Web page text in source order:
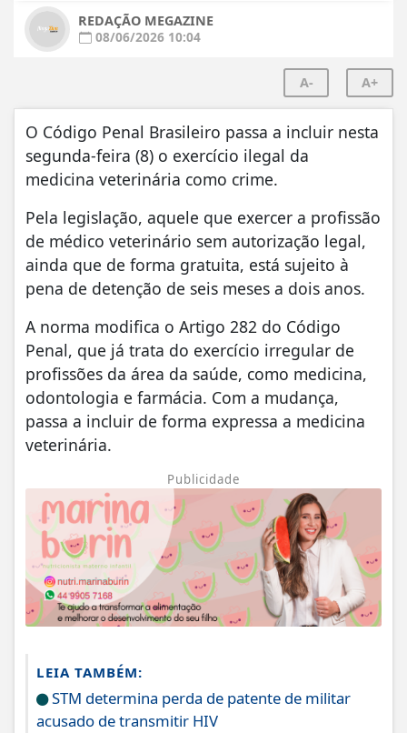
REDAÇÃO MEGAZINE
08/06/2026 10:04
A- A+
O Código Penal Brasileiro passa a incluir nesta
segunda-feira (8) o exercício ilegal da
medicina veterinária como crime.
Pela legislação, aquele que exercer a profissão
de médico veterinário sem autorização legal,
ainda que de forma gratuita, está sujeito à
pena de detenção de seis meses a dois anos.
A norma modifica o Artigo 282 do Código
Penal, que já trata do exercício irregular de
profissões da área da saúde, como medicina,
odontologia e farmácia. Com a mudança,
passa a incluir de forma expressa a medicina
veterinária.
Publicidade
LEIA TAMBÉM:
STM determina perda de patente de militar
acusado de transmitir HIV